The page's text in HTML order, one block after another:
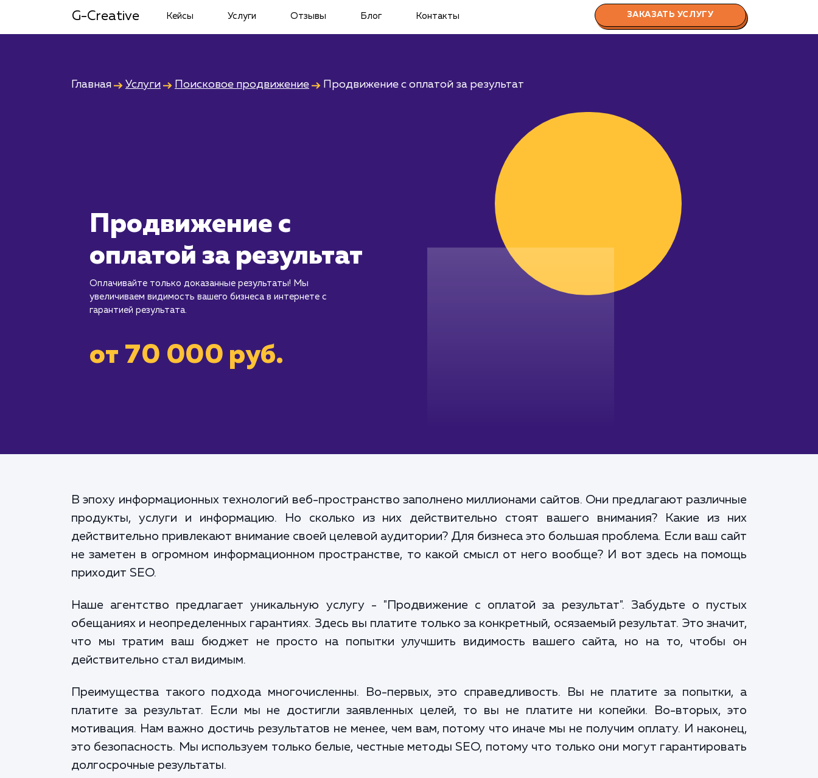
G-Creative Кейсы Услуги Отзывы Блог Контакты ЗАКАЗАТЬ УСЛУГУ
Главная Услуги Поисковое продвижение Продвижение с оплатой за результат
Продвижение с
оплатой за результат
Оплачивайте только доказанные результаты! Мы
увеличиваем видимость вашего бизнеса в интернете с
гарантией результата.
от 70 000 руб.
В эпоху информационных технологий веб-пространство заполнено миллионами сайтов. Они предлагают различные
продукты, услуги и информацию. Но сколько из них действительно стоят вашего внимания? Какие из них
действительно привлекают внимание своей целевой аудитории? Для бизнеса это большая проблема. Если ваш сайт
не заметен в огромном информационном пространстве, то какой смысл от него вообще? И вот здесь на помощь
приходит SEO.
Наше агентство предлагает уникальную услугу - "Продвижение с оплатой за результат". Забудьте о пустых
обещаниях и неопределенных гарантиях. Здесь вы платите только за конкретный, осязаемый результат. Это значит,
что мы тратим ваш бюджет не просто на попытки улучшить видимость вашего сайта, но на то, чтобы он
действительно стал видимым.
Преимущества такого подхода многочисленны. Во-первых, это справедливость. Вы не платите за попытки, а
платите за результат. Если мы не достигли заявленных целей, то вы не платите ни копейки. Во-вторых, это
мотивация. Нам важно достичь результатов не менее, чем вам, потому что иначе мы не получим оплату. И наконец,
это безопасность. Мы используем только белые, честные методы SEO, потому что только они могут гарантировать
долгосрочные результаты.